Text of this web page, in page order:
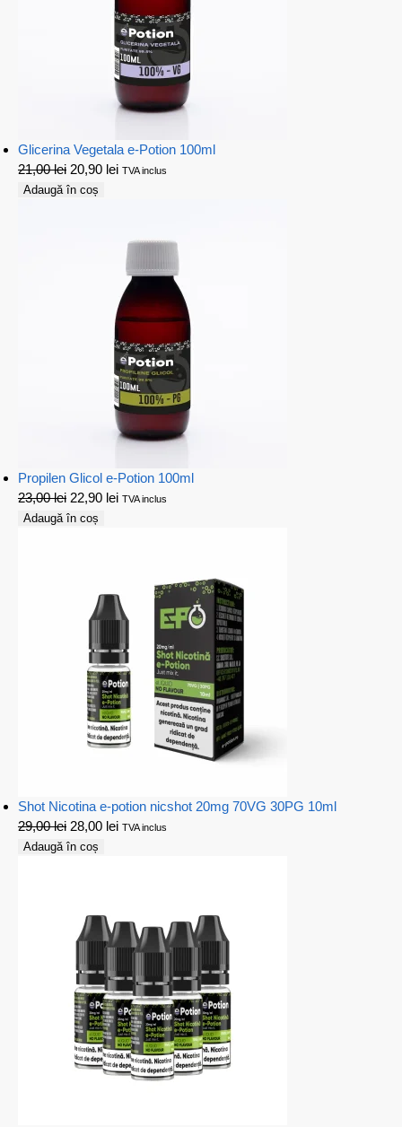
Glicerina Vegetala e-Potion 100ml
21,00lei 20,90 lei TVA inclus
Adaugă în coș
Propilen Glicol e-Potion 100ml
23,00lei 22,90 lei TVA inclus
Adaugă în coș
Shot Nicotina e-potion nicshot 20mg 70VG 30PG 10ml
29,00lei 28,00 lei TVA inclus
Adaugă în coș